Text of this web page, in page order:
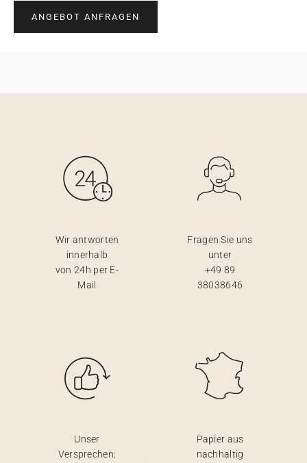
ANGEBOT ANFRAGEN
Wir antworten
innerhalb
von 24h per E-
Mail
Fragen Sie uns
unter
+49 89
38038646
Unser
Versprechen:
Papier aus
nachhaltig